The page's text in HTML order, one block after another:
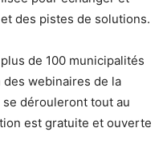
des pistes de solutions.
de 100 municipalités
webinaires de la
dérouleront tout au
est gratuite et ouverte